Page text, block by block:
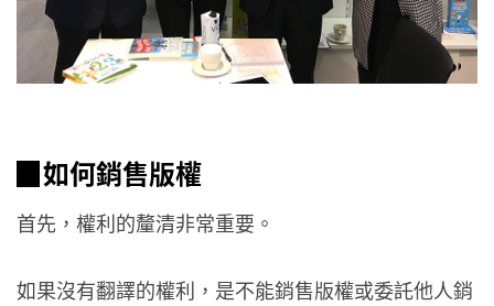
▉如何銷售版權
首先，權利的釐清非常重要。
如果沒有翻譯的權利，是不能銷售版權或委託他人銷